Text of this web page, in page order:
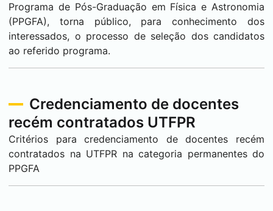
Programa de Pós-Graduação em Física e Astronomia
(PPGFA), torna público, para conhecimento dos
interessados, o processo de seleção dos candidatos
ao referido programa.
Credenciamento de docentes
recém contratados UTFPR
Critérios para credenciamento de docentes recém
contratados na UTFPR na categoria permanentes do
PPGFA